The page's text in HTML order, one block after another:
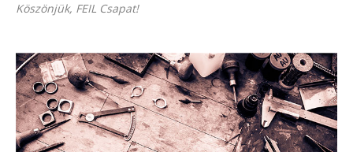
Köszönjük, FEIL Csapat!